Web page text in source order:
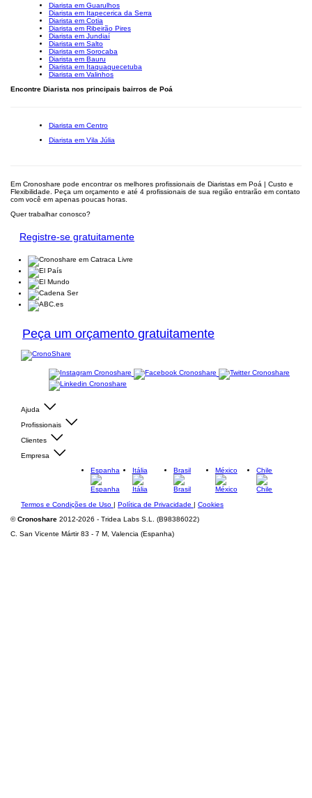
Diarista em Guarulhos
Diarista em Itapecerica da Serra
Diarista em Cotia
Diarista em Ribeirão Pires
Diarista em Jundiaí
Diarista em Salto
Diarista em Sorocaba
Diarista em Bauru
Diarista em Itaquaquecetuba
Diarista em Valinhos
Encontre Diarista nos principais bairros de Poá
Diarista em Centro
Diarista em Vila Júlia
Em Cronoshare pode encontrar os melhores profissionais de Diaristas em Poá | Custo e
Flexibilidade. Peça um orçamento e até 4 profissionais de sua região entrarão em contato
com você em apenas poucas horas.
Quer trabalhar conosco?
Registre-se gratuitamente
Peça um orçamento gratuitamente
Ajuda
Profissionais
Clientes
Empresa
Espanha
Itália Brasil México Chile
Termos e Condições de Uso | Política de Privacidade | Cookies
©Cronoshare 2012-2026 - Tridea Labs S.L. (B98386022)
C. San Vicente Mártir 83 - 7 M, Valencia (Espanha)